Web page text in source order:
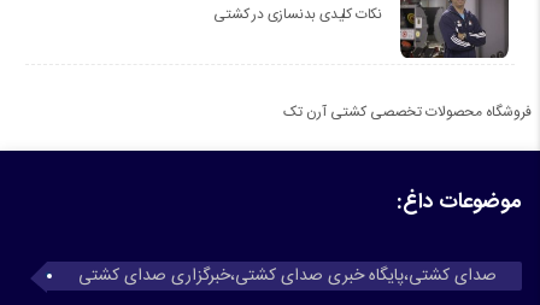
نکات کلیدی بدنسازی در کشتی
فروشگاه محصولات تخصصی کشتی آرن تک
موضوعات داغ:
صدای کشتی،پایگاه خبری صدای کشتی،خبرگزاری صدای کشتی